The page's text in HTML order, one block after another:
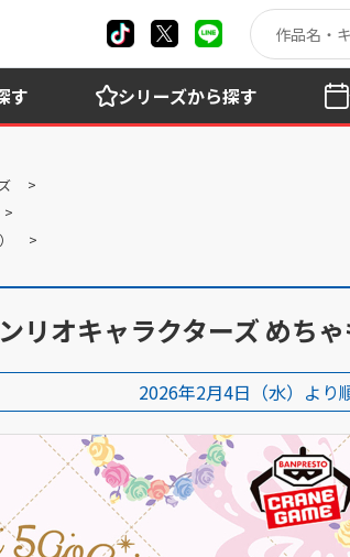
す シリーズから探す
オキャラクターズ めち
2026年2月4日（水）より